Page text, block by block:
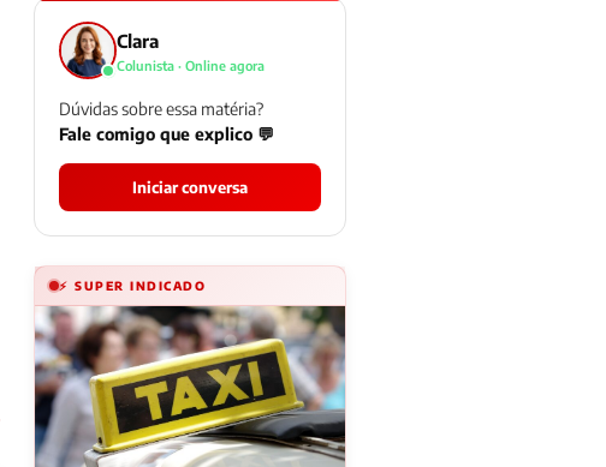
Clara
Colunista · Online agora
Dúvidas sobre essa matéria?
Fale comigo que explico 💬
Iniciar conversa
⚡ SUPER INDICADO